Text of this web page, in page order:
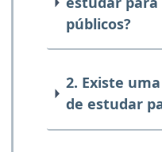
públicos?
2. Existe
de estudar